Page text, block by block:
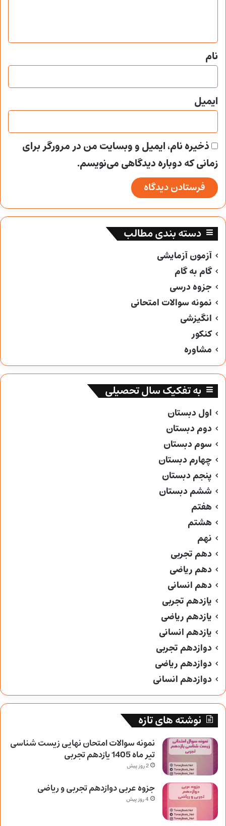
*
نام
ایمیل
ذخیره نام، ایمیل و وبسایت من در مرورگر برای
زمانی که دوباره دیدگاهی می‌نویسم.
دسته بندی مطالب
آزمون آزمایشی
گام به گام
جزوه درسی
نمونه سوالات امتحانی
انگیزشی
کنکور
مشاوره
به تفکیک سال تحصیلی
اول دبستان
دوم دبستان
سوم دبستان
چهارم دبستان
پنجم دبستان
ششم دبستان
هفتم
هشتم
نهم
دهم تجربی
دهم ریاضی
دهم انسانی
یازدهم تجربی
یازدهم ریاضی
یازدهم انسانی
دوازدهم تجربی
دوازدهم ریاضی
دوازدهم انسانی
نوشته های تازه
نمونه سوالات امتحان نهایی زیست شناسی
تیر ماه 1405 یازدهم تجربی
2 روز پیش
جزوه عربی دوازدهم تجربی و ریاضی
4 روز پیش